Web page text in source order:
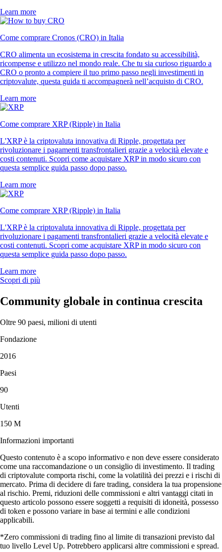
Learn more
Come comprare Cronos (CRO) in Italia
CRO alimenta un ecosistema in crescita fondato su accessibilità,
ricompense e utilizzo nel mondo reale. Che tu sia curioso riguardo a
CRO o pronto a compiere il tuo primo passo negli investimenti in
criptovalute, questa guida ti accompagnerà nell’acquisto di CRO.
Learn more
Come comprare XRP (Ripple) in Italia
L'XRP è la criptovaluta innovativa di Ripple, progettata per
rivoluzionare i pagamenti transfrontalieri grazie a velocità elevate e
costi contenuti. Scopri come acquistare XRP in modo sicuro con
questa semplice guida passo dopo passo.
Learn more
Come comprare XRP (Ripple) in Italia
L'XRP è la criptovaluta innovativa di Ripple, progettata per
rivoluzionare i pagamenti transfrontalieri grazie a velocità elevate e
costi contenuti. Scopri come acquistare XRP in modo sicuro con
questa semplice guida passo dopo passo.
Learn more
Scopri di più
Community globale in continua crescita
Oltre 90 paesi, milioni di utenti
Fondazione
2016
Paesi
90
Utenti
150 M
Informazioni importanti
Questo contenuto è a scopo informativo e non deve essere considerato
come una raccomandazione o un consiglio di investimento. Il trading
di criptovalute comporta rischi, come la volatilità dei prezzi e i rischi di
mercato. Prima di decidere di fare trading, considera la tua propensione
al rischio. Premi, riduzioni delle commissioni e altri vantaggi citati in
questo articolo possono essere soggetti a requisiti di idoneità, possesso
di token e possono variare in base ai termini e alle condizioni
applicabili.
*Zero commissioni di trading fino al limite di transazioni previsto dal
tuo livello Level Up. Potrebbero applicarsi altre commissioni e spread.